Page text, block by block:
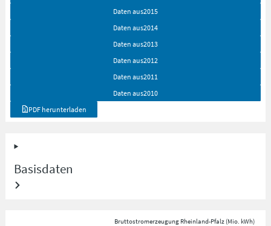
Daten aus2015
Daten aus2014
Daten aus2013
Daten aus2012
Daten aus2011
Daten aus2010
PDF herunterladen
Basisdaten
Bruttostromerzeugung Rheinland-Pfalz (Mio. kWh)